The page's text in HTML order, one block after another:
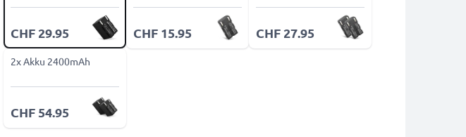
CHF 29.95 CHF 15.95 CHF 27.95
2x Akku 2400mAh
CHF 54.95